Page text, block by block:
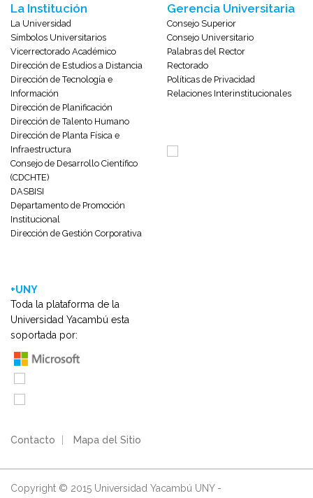
La Institución
La Universidad
Símbolos Universitarios
Vicerrectorado Académico
Dirección de Estudios a Distancia
Dirección de Tecnología e
Información
Dirección de Planificación
Dirección de Talento Humano
Dirección de Planta Física e
Infraestructura
Consejo de Desarrollo Científico
(CDCHTE)
DASBISI
Departamento de Promoción
Institucional
Dirección de Gestión Corporativa
+UNY
Toda la plataforma de la
Universidad Yacambú esta
soportada por:
Gerencia Universitaria
Consejo Superior
Consejo Universitario
Palabras del Rector
Rectorado
Políticas de Privacidad
Relaciones Interinstitucionales
Contacto Mapa del Sitio
Copyright © 2015 Universidad Yacambú UNY -